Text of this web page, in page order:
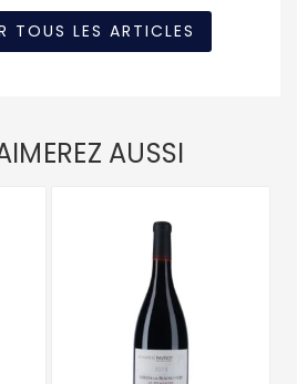
TOUS LES ARTICLES
AUSSI